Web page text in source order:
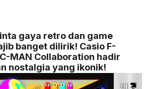
gaya retro dan game
banget dilirik! Casio F-
MAN Collaboration hadir
nostalgia yang ikonik!